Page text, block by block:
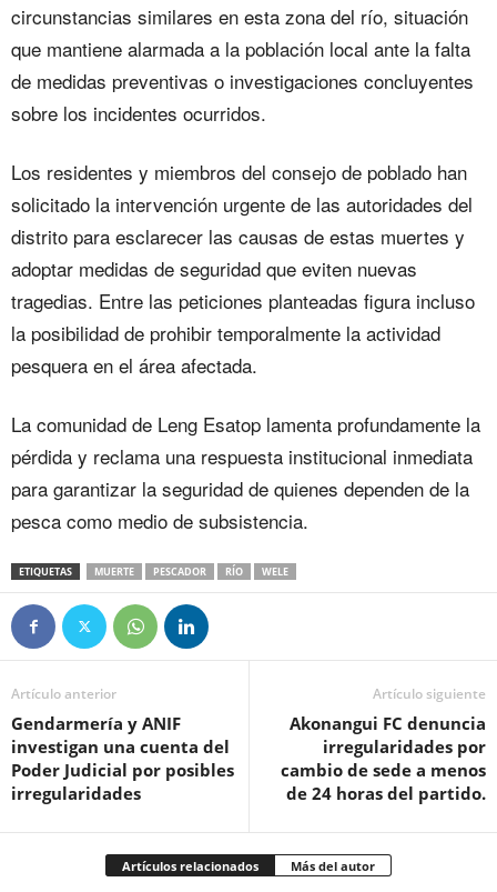
circunstancias similares en esta zona del río, situación
que mantiene alarmada a la población local ante la falta
de medidas preventivas o investigaciones concluyentes
sobre los incidentes ocurridos.
Los residentes y miembros del consejo de poblado han
solicitado la intervención urgente de las autoridades del
distrito para esclarecer las causas de estas muertes y
adoptar medidas de seguridad que eviten nuevas
tragedias. Entre las peticiones planteadas figura incluso
la posibilidad de prohibir temporalmente la actividad
pesquera en el área afectada.
La comunidad de Leng Esatop lamenta profundamente la
pérdida y reclama una respuesta institucional inmediata
para garantizar la seguridad de quienes dependen de la
pesca como medio de subsistencia.
ETIQUETAS MUERTE PESCADOR RÍO WELE
Artículo anterior
Gendarmería y ANIF
investigan una cuenta del
Poder Judicial por posibles
irregularidades
Artículo siguiente
Akonangui FC denuncia
irregularidades por
cambio de sede a menos
de 24 horas del partido.
Artículos relacionados Más del autor